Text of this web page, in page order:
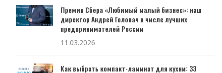
Премия Сбера «Любимый малый бизнес»: наш
директор Андрей Головач в числе лучших
предпринимателей России
11.03.2026
Как выбрать компакт-ламинат для кухни: 33